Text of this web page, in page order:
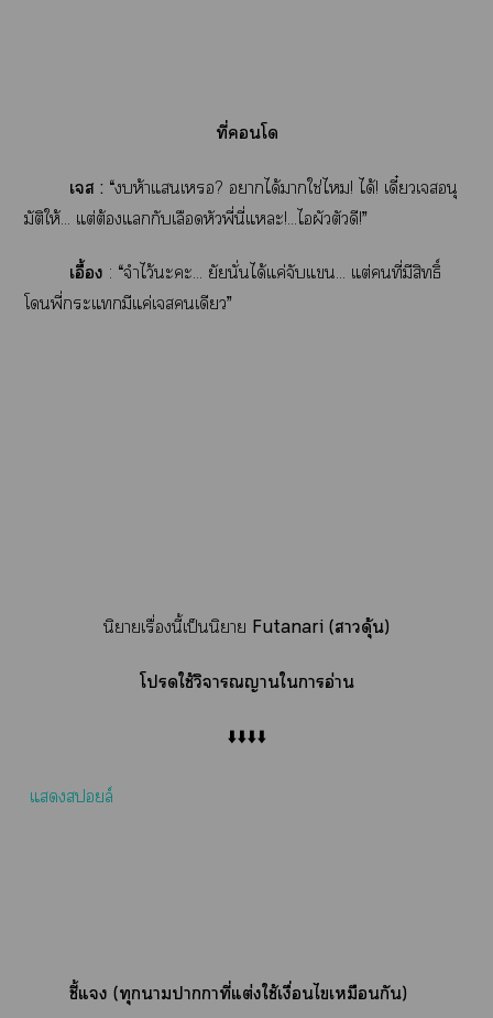
ที่โ
เส :“ห้าแเ? าได้าใช่ไ! ได้! เดี๋ยวเสอนุ
มัติให้... แต่ต้องแกับเลือดหัวพี่นี่แะ!...ไผัวตัวดี!”
เอื้อง : “จำไว้ะะ... ยัยนั่นได้แค่จับแ... แต่คนที่มีสิทธิ์
โพี่ะแมีแค่เสเดียว”
นิยายเรื่องนี้เป็นนิยาย Futanari​ (าดุ้น)​
โ​ใช้​วิจารณญาน​ใ​าร​อ่าน
⬇️⬇️⬇️⬇️
แสล์
ชี้แ (ทุกาาาที่แต่งใช้เงื่อนไเหมือนกัน)​